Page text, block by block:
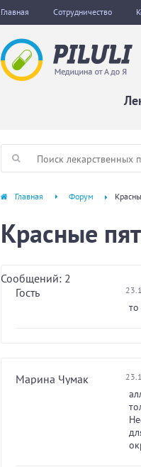
Главная Сотрудничество
Главная Форум
Красные
Сообщений: 2
Гость
Марина Чумак